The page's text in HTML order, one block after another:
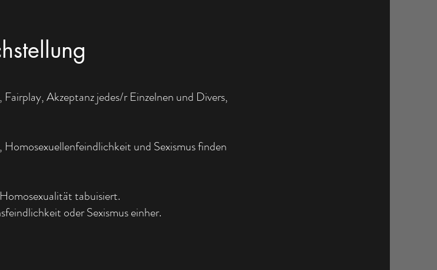
Akzeptanz jedes/r Einzelnen und Divers,
Homosexuellenfeindlichkeit und Sexismus finden
tabuisiert.
oder Sexismus einher.